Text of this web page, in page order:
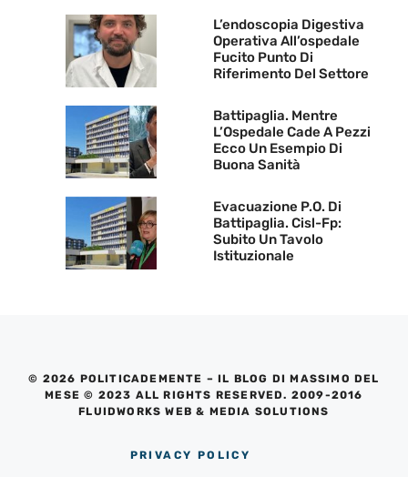
L’endoscopia Digestiva
Operativa All’ospedale
Fucito Punto Di
Riferimento Del Settore
Battipaglia. Mentre
L’Ospedale Cade A Pezzi
Ecco Un Esempio Di
Buona Sanità
Evacuazione P.O. Di
Battipaglia. Cisl-Fp:
Subito Un Tavolo
Istituzionale
© 2026 POLITICADEMENTE – IL BLOG DI MASSIMO DEL
MESE © 2023 ALL RIGHTS RESERVED. 2009-2016
FLUIDWORKS WEB & MEDIA SOLUTIONS
PRIVACY POLICY